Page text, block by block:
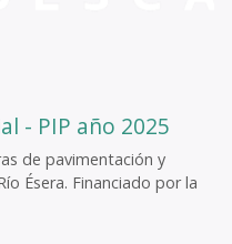
- PIP año 2025
de pavimentación y
Ésera. Financiado por la